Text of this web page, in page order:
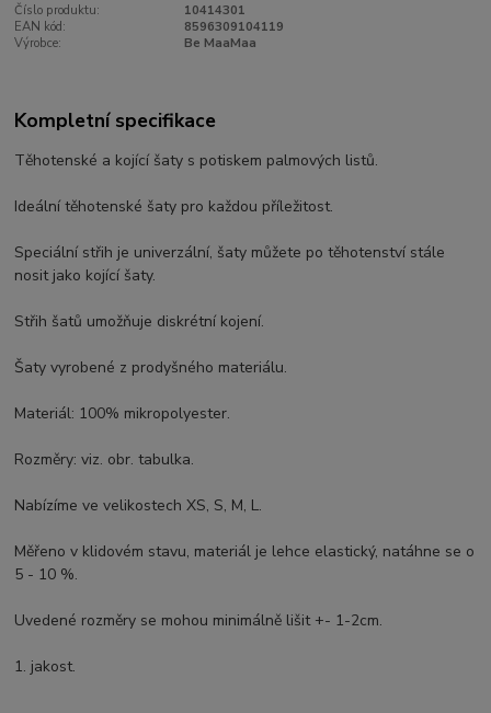
Číslo produktu:
10414301
EAN kód:
8596309104119
Výrobce:
Be MaaMaa
Kompletní specifikace
Těhotenské a kojící šaty s potiskem palmových listů.
Ideální těhotenské šaty pro každou příležitost.
Speciální střih je univerzální, šaty můžete po těhotenství stále
nosit jako kojící šaty.
Střih šatů umožňuje diskrétní kojení.
Šaty vyrobené z prodyšného materiálu.
Materiál: 100% mikropolyester.
Rozměry: viz. obr. tabulka.
Nabízíme ve velikostech XS, S, M, L.
Měřeno v klidovém stavu, materiál je lehce elastický, natáhne se o
5 - 10 %.
Uvedené rozměry se mohou minimálně lišit +- 1-2cm.
1. jakost.